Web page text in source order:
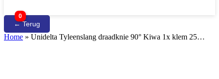
0
← Terug
Home » Unidelta Tyleenslang draadknie 90° Kiwa 1x klem 25…